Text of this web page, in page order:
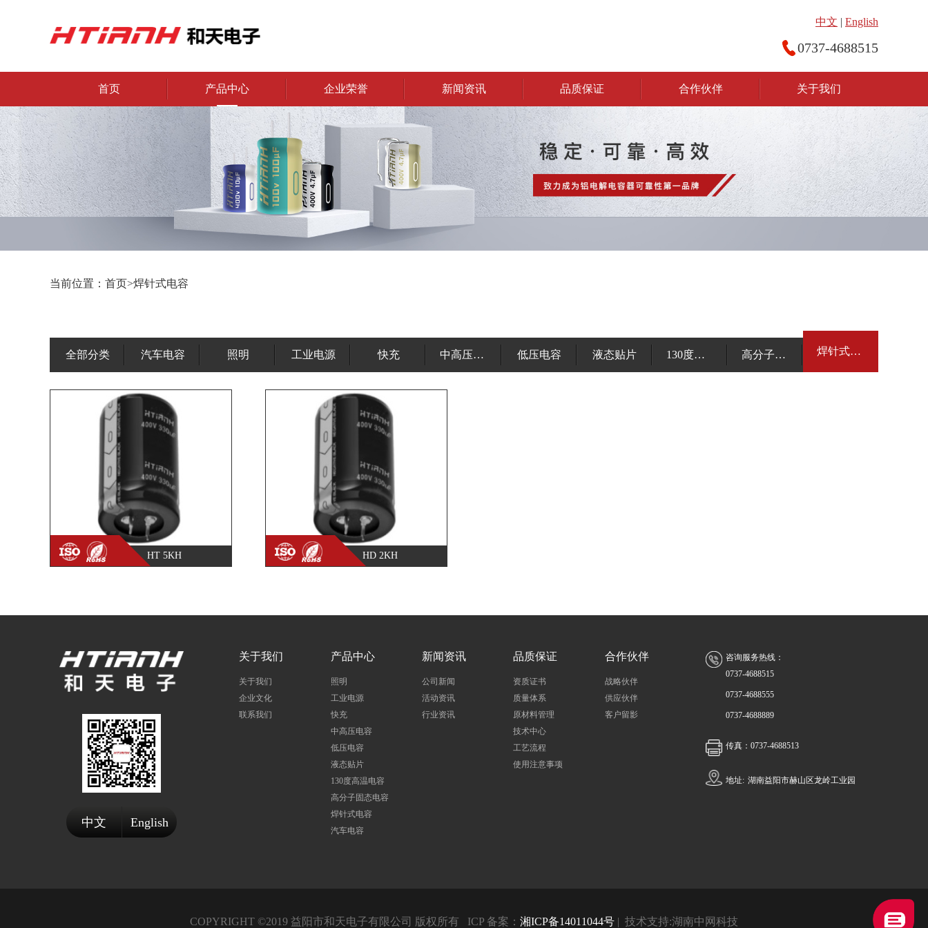
中文 | English
0737-4688515
首页 产品中心 企业荣誉 新闻资讯 品质保证 合作伙伴 关于我们
当前位置：首页>焊针式电容
全部分类 汽车电容 照明 工业电源 快充 中高压电容 低压电容 液态贴片 130度高温电容 高分子固态电容 焊针式电容
HT 5KH HD 2KH
中文 English
关于我们
关于我们
企业文化
联系我们
产品中心
照明
工业电源
快充
中高压电容
低压电容
液态贴片
130度高温电容
高分子固态电容
焊针式电容
汽车电容
新闻资讯
公司新闻
活动资讯
行业资讯
品质保证
资质证书
质量体系
原材料管理
技术中心
工艺流程
使用注意事项
合作伙伴
战略伙伴
供应伙伴
客户留影
咨询服务热线：
0737-4688515
0737-4688555
0737-4688889
传真：0737-4688513
地址: 湖南益阳市赫山区龙岭工业园
COPYRIGHT ©2019 益阳市和天电子有限公司 版权所有 ICP 备案： 湘ICP备14011044号 | 技术支持:湖南中网科技